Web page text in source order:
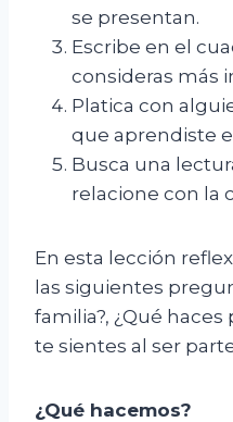
se presentan.
Escribe en el
consideras más
Platica con
que aprendiste
Busca una
relacione con la
En esta lección
las siguientes
familia?, ¿Qué haces
te sientes al ser
¿Qué hacemos?